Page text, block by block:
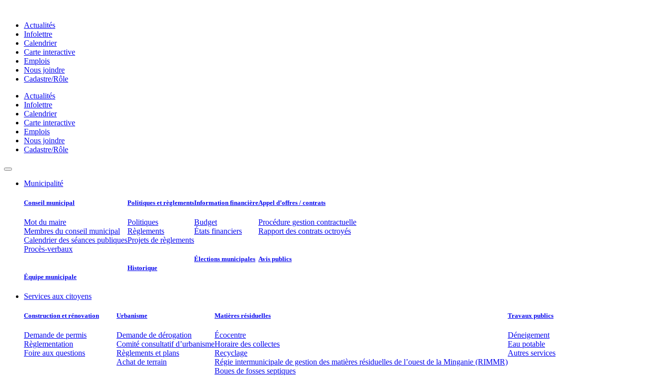
contenuActualités
Infolettre
Calendrier
Carte interactive
Emplois
Nous joindre
Cadastre/Rôle
Actualités
Infolettre
Calendrier
Carte interactive
Emplois
Nous joindre
Cadastre/Rôle
Municipalité
Conseil municipal​
Mot du maire
Membres du conseil municipal
Calendrier des séances publiques
Procès-verbaux
Équipe municipale​
Politiques et règlements​
Politiques
Règlements
Projets de règlements
Historique
Information financière​
Budget
États financiers
Élections municipales​​
Appel d’offres / contrats​
Procédure gestion contractuelle
Rapport des contrats octroyés
Avis publics
Services aux citoyens
Construction et rénovation
Demande de permis
Règlementation
Foire aux questions
Urbanisme
Demande de dérogation
Comité consultatif d’urbanisme
Règlements et plans
Achat de terrain
Matières résiduelles
Écocentre
Horaire des collectes
Recyclage
Régie intermunicipale de gestion des matières résiduelles de l’ouest de la Minganie (RIMMR)
Boues de fosses septiques
Travaux publics
Déneigement
Eau potable
Autres services